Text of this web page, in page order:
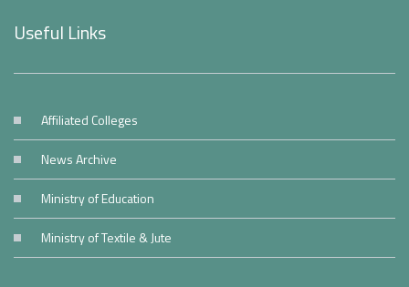
Useful Links
Affiliated Colleges
News Archive
Ministry of Education
Ministry of Textile & Jute